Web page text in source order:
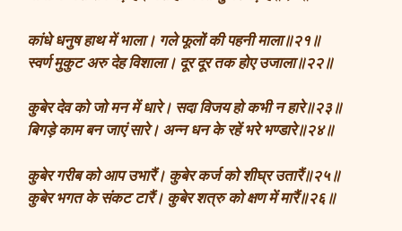
कांधे धनुष हाथ में भाला। गले फूलों की पहनी माला॥२१॥
स्वर्ण मुकुट अरु देह विशाला। दूर दूर तक होए उजाला॥२२॥
कुबेर देव को जो मन में धारे। सदा विजय हो कभी न हारे॥२३॥
बिगड़े काम बन जाएं सारे। अन्न धन के रहें भरे भण्डारे॥२४॥
कुबेर गरीब को आप उभारैं। कुबेर कर्ज को शीघ्र उतारैं॥२५॥
कुबेर भगत के संकट टारैं। कुबेर शत्रु को क्षण में मारैं॥२६॥